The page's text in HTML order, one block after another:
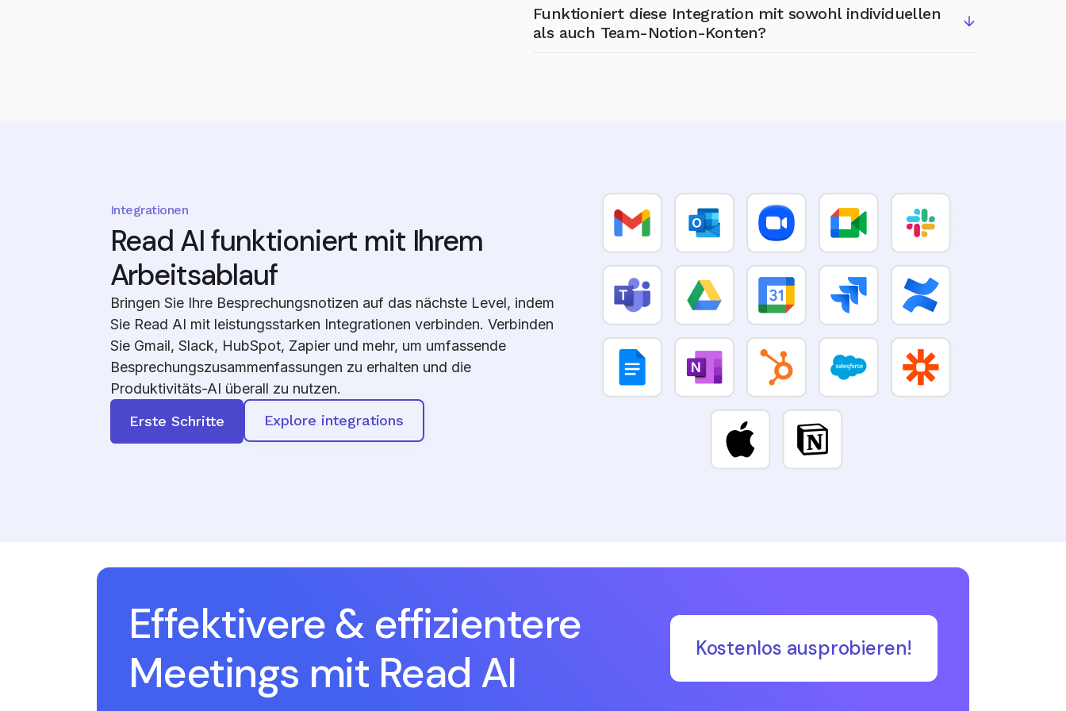
Unterseite unter einer übergeordneten Seite Ihrer Wahl zu erstellen,
sofern Read Zugriff auf diese übergeordnete Seite hat. Derzeit wird
Funktioniert diese Integration mit sowohl individuellen
als auch Team-Notion-Konten?
Integrationen
Read AI funktioniert mit Ihrem
Arbeitsablauf
Bringen Sie Ihre Besprechungsnotizen auf das nächste Level, indem
Sie Read AI mit leistungsstarken Integrationen verbinden. Verbinden
Sie Gmail, Slack, HubSpot, Zapier und mehr, um umfassende
Besprechungszusammenfassungen zu erhalten und die
Produktivitäts-AI überall zu nutzen.
Erste Schritte
Explore integrations
Effektivere & effizientere
Meetings mit Read AI
Kostenlos ausprobieren!